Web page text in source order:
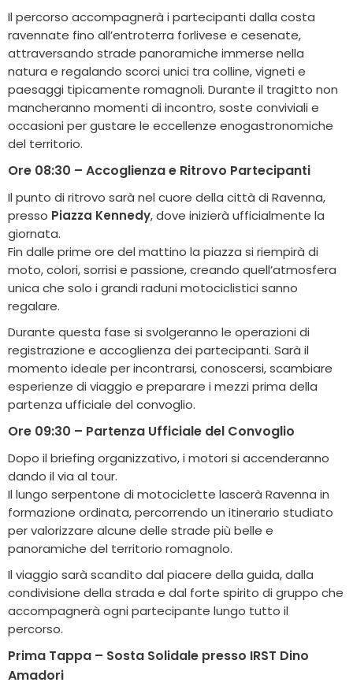
Il percorso accompagnerà i partecipanti dalla costa
ravennate fino all’entroterra forlivese e cesenate,
attraversando strade panoramiche immerse nella
natura e regalando scorci unici tra colline, vigneti e
paesaggi tipicamente romagnoli. Durante il tragitto non
mancheranno momenti di incontro, soste conviviali e
occasioni per gustare le eccellenze enogastronomiche
del territorio.
Ore 08:30 – Accoglienza e Ritrovo Partecipanti
Il punto di ritrovo sarà nel cuore della città di Ravenna,
presso Piazza Kennedy, dove inizierà ufficialmente la
giornata.
Fin dalle prime ore del mattino la piazza si riempirà di
moto, colori, sorrisi e passione, creando quell’atmosfera
unica che solo i grandi raduni motociclistici sanno
regalare.
Durante questa fase si svolgeranno le operazioni di
registrazione e accoglienza dei partecipanti. Sarà il
momento ideale per incontrarsi, conoscersi, scambiare
esperienze di viaggio e preparare i mezzi prima della
partenza ufficiale del convoglio.
Ore 09:30 – Partenza Ufficiale del Convoglio
Dopo il briefing organizzativo, i motori si accenderanno
dando il via al tour.
Il lungo serpentone di motociclette lascerà Ravenna in
formazione ordinata, percorrendo un itinerario studiato
per valorizzare alcune delle strade più belle e
panoramiche del territorio romagnolo.
Il viaggio sarà scandito dal piacere della guida, dalla
condivisione della strada e dal forte spirito di gruppo che
accompagnerà ogni partecipante lungo tutto il
percorso.
Prima Tappa – Sosta Solidale presso IRST Dino
Amadori